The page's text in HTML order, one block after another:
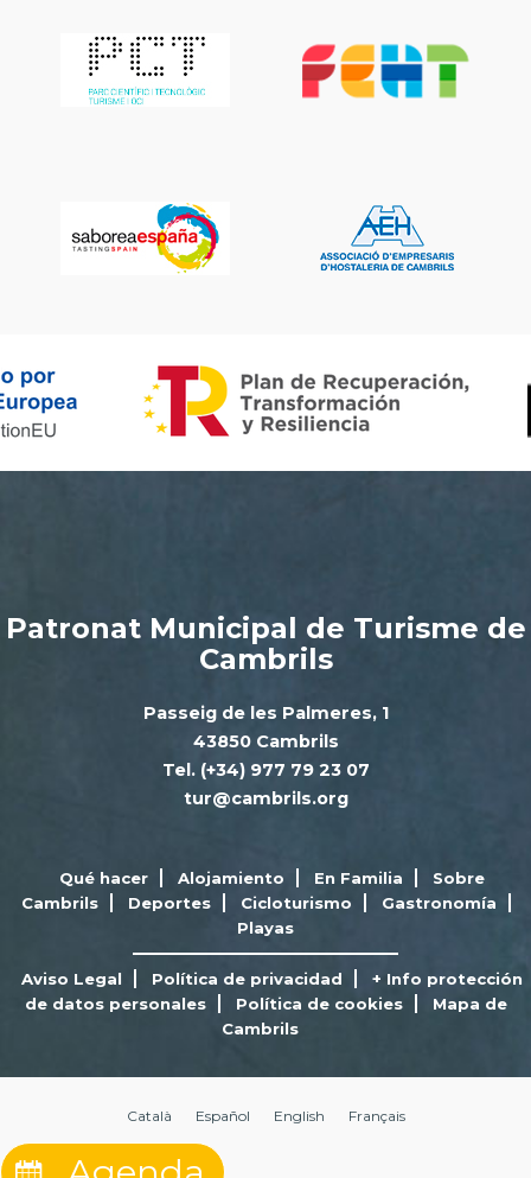
Patronat Municipal de Turisme de
Cambrils
Passeig de les Palmeres, 1
43850 Cambrils
Tel. (+34) 977 79 23 07
tur@cambrils.org
Qué hacer Alojamiento En Familia
Sobre
Cambrils
Deportes Cicloturismo
Gastronomía
Playas
Aviso Legal Política de privacidad
+ Info protección
de datos personales
Política de cookies
Mapa de
Cambrils
Català Español English Français